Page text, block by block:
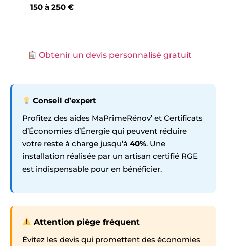
150 à 250 €
Obtenir un devis personnalisé gratuit
Conseil d’expert
Profitez des aides MaPrimeRénov’ et Certificats
d’Économies d’Énergie qui peuvent réduire
votre reste à charge jusqu’à 40%. Une
installation réalisée par un artisan certifié RGE
est indispensable pour en bénéficier.
Attention piège fréquent
Évitez les devis qui promettent des économies